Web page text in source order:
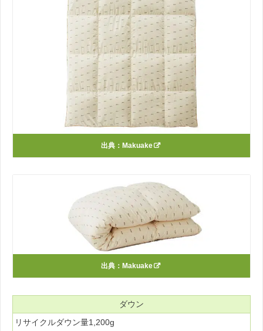
出典： Makuake
出典： Makuake
ダウン
リサイクルダウン量1,200g